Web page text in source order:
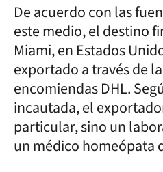
De acuerdo con las
este medio, el destino
Miami, en Estados
exportado a través de
encomiendas DHL.
incautada, el
particular, sino un
un médico homeópata